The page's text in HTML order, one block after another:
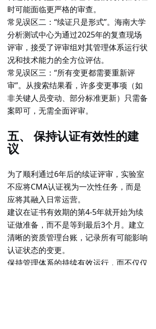
时可能面临更严格的审查。
常见误区二 ：“续证只是形式”。海南大学
分析测试中心为通过2025年的复查现场
评审，接受了评审组对其管理体系运行状
况和技术能力的全方位评估。
常见误区三 ：“所有变更都需要重新评
审”。从搜索结果看，许多变更事项（如
非关键人员变动、部分标准更新）只需备
案即可，无需全面评审。
五、 保持认证有效性的建
议
为了顺利通过6年后的续证评审，实验室
不应将CMA认证视为一次性任务，而是
应将其融入日常运营。
建议在证书有效期的第4-5年就开始为续
证做准备，而不是等到最后3个月。建立
清晰的资质管理台账 ，记录所有可能影响
认证状态的变更。
保持管理体系的持续有效运行 ，而不仅仅